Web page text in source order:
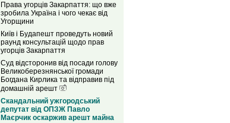
Права угорців Закарпаття: що вже
зробила Україна і чого чекає від
Угорщини
Київ і Будапешт проведуть новий
раунд консультацій щодо прав
угорців Закарпаття
Суд відсторонив від посади голову
Великоберезнянської громади
Богдана Кирлика та відправив під
домашній арешт
Скандальний ужгородський
депутат від ОПЗЖ Павло
Маєрчик оскаржив арешт майна